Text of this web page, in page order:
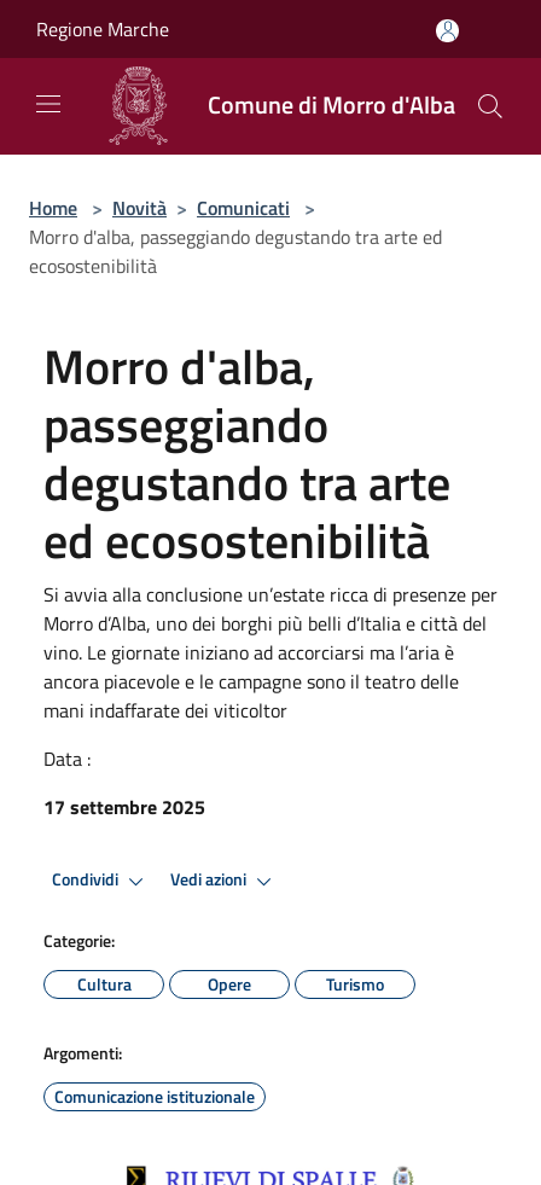
Regione Marche
Comune di Morro d'Alba
Home > Novità > Comunicati >
Morro d'alba, passeggiando degustando tra arte ed
ecosostenibilità
Morro d'alba,
passeggiando
degustando tra arte
ed ecosostenibilità
Si avvia alla conclusione un’estate ricca di presenze per
Morro d’Alba, uno dei borghi più belli d’Italia e città del
vino. Le giornate iniziano ad accorciarsi ma l’aria è
ancora piacevole e le campagne sono il teatro delle
mani indaffarate dei viticoltor
Data :
17 settembre 2025
Condividi Vedi azioni
Categorie:
Cultura
Opere Turismo
Argomenti:
Comunicazione istituzionale